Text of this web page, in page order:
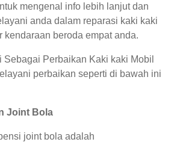
mengenal info lebih lanjut dan
anda dalam reparasi kaki kaki
kendaraan beroda empat anda.
Sebagai Perbaikan Kaki kaki Mobil
perbaikan seperti di bawah ini
Joint Bola
joint bola adalah